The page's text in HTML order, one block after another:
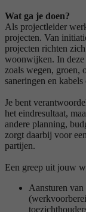
Wat ga je doen?
Als projectleider
projecten. Van
projecten richten
woonwijken. In deze
zoals wegen, groen,
saneringen en
Je bent
het eindresultaat,
andere planning,
zorgt daarbij voor
partijen.
Een greep uit jouw
Aansturen